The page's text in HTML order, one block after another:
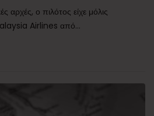
αρχές, ο πιλότος είχε μόλις
Airlines από...